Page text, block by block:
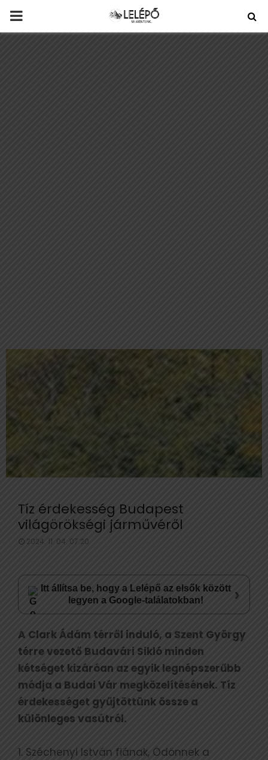
PRIMARY
Tíz érdekesség Budapest
világörökségi járművéről
2024. 11. 04. 07:20
Itt állítsa be, hogy a Lelépő az elsők között
legyen a Google-találatokban!
›
A Clark Ádám térről induló, a Szent György
térre vezető Budavári Sikló minden
kétséget kizáróan az egyik legnépszerűbb
módja a Budai Vár megközelítésének. Tíz
érdekességet gyűjtöttünk össze a
különleges vasútról.
1. Széchenyi István fiának, Ödönnek a